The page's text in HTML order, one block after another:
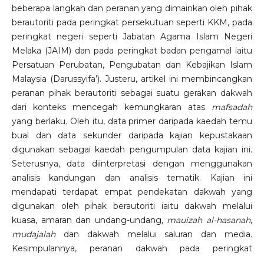
beberapa langkah dan peranan yang dimainkan oleh pihak
berautoriti pada peringkat persekutuan seperti KKM, pada
peringkat negeri seperti Jabatan Agama Islam Negeri
Melaka (JAIM) dan pada peringkat badan pengamal iaitu
Persatuan Perubatan, Pengubatan dan Kebajikan Islam
Malaysia (Darussyifa’). Justeru, artikel ini membincangkan
peranan pihak berautoriti sebagai suatu gerakan dakwah
dari konteks mencegah kemungkaran atas mafsadah
yang berlaku. Oleh itu, data primer daripada kaedah temu
bual dan data sekunder daripada kajian kepustakaan
digunakan sebagai kaedah pengumpulan data kajian ini.
Seterusnya, data diinterpretasi dengan menggunakan
analisis kandungan dan analisis tematik. Kajian ini
mendapati terdapat empat pendekatan dakwah yang
digunakan oleh pihak berautoriti iaitu dakwah melalui
kuasa, amaran dan undang-undang, mauizah al-hasanah,
mudajalahdan dakwah melalui saluran dan media.
Kesimpulannya, peranan dakwah pada peringkat